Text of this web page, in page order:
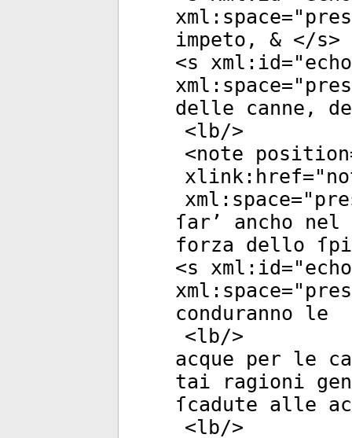
xml:space="
impeto, & </s>
<s xml:id="
xml:space="
delle canne,
<lb/>
<note position
xlink:href="
xml:space="
ſar’ ancho
forza dello
<s xml:id="
xml:space="
conduranno le
<lb/>
acque per le
tai ragioni
ſcadute alle
<lb/>